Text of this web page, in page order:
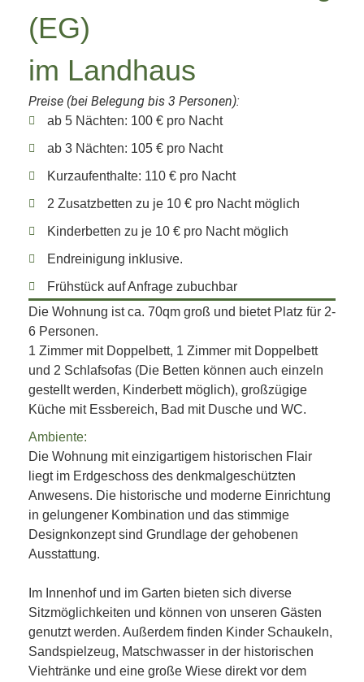
(EG)
im Landhaus
Preise (bei Belegung bis 3 Personen):
ab 5 Nächten: 100 € pro Nacht
ab 3 Nächten: 105 € pro Nacht
Kurzaufenthalte: 110 € pro Nacht
2 Zusatzbetten zu je 10 € pro Nacht möglich
Kinderbetten zu je 10 € pro Nacht möglich
Endreinigung inklusive.
Frühstück auf Anfrage zubuchbar
Die Wohnung ist ca. 70qm groß und bietet Platz für 2-
6 Personen.
1 Zimmer mit Doppelbett, 1 Zimmer mit Doppelbett
und 2 Schlafsofas (Die Betten können auch einzeln
gestellt werden, Kinderbett möglich), großzügige
Küche mit Essbereich, Bad mit Dusche und WC.
Ambiente:
Die Wohnung mit einzigartigem historischen Flair
liegt im Erdgeschoss des denkmalgeschützten
Anwesens. Die historische und moderne Einrichtung
in gelungener Kombination und das stimmige
Designkonzept sind Grundlage der gehobenen
Ausstattung.
Im Innenhof und im Garten bieten sich diverse
Sitzmöglichkeiten und können von unseren Gästen
genutzt werden. Außerdem finden Kinder Schaukeln,
Sandspielzeug, Matschwasser in der historischen
Viehtränke und eine große Wiese direkt vor dem